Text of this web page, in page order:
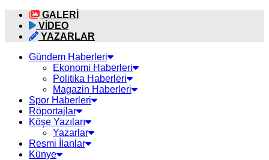
GALERİ
VİDEO
YAZARLAR
Gündem Haberleri
Ekonomi Haberleri
Politika Haberleri
Magazin Haberleri
Spor Haberleri
Röportajlar
Köşe Yazıları
Yazarlar
Resmi İlanlar
Künye